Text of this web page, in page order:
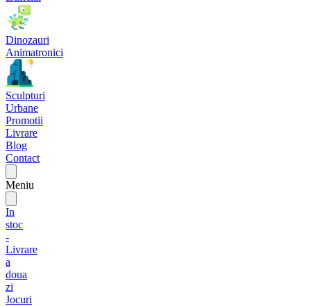
Dinozauri
Animatronici
Sculpturi
Urbane
Promotii
Livrare
Blog
Contact
Meniu
In
stoc
-
Livrare
a
doua
zi
Jocuri